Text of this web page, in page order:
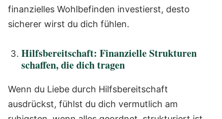
finanzielles Wohlbefinden investierst, desto
sicherer wirst du dich fühlen.
Hilfsbereitschaft: Finanzielle Strukturen
schaffen, die dich tragen
Wenn du Liebe durch Hilfsbereitschaft
ausdrückst, fühlst du dich vermutlich am